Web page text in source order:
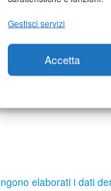
Gestisci servizi
Accetta
elaborati i dati